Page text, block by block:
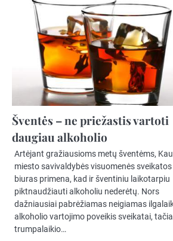
Šventės – ne priežastis vartoti
daugiau alkoholio
Artėjant gražiausioms metų šventėms,
miesto savivaldybės visuomenės sveikatos
biuras primena, kad ir šventiniu laikotarpiu
piktnaudžiauti alkoholiu nederėtų. Nors
dažniausiai pabrėžiamas neigiamas
alkoholio vartojimo poveikis sveikatai,
trumpalaikio…